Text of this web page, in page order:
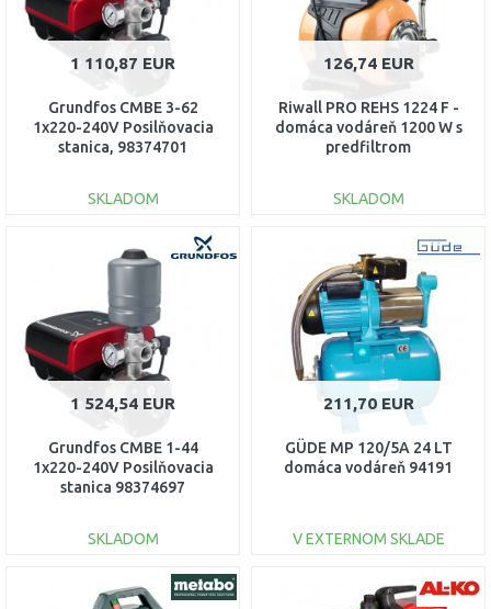
1 110,87 EUR
Grundfos CMBE 3-62
1x220-240V Posilňovacia
stanica, 98374701
SKLADOM
DO KOŠÍKA
126,74 EUR
Riwall PRO REHS 1224 F -
domáca vodáreň 1200 W s
predfiltrom
SKLADOM
DO KOŠÍKA
Porovnať
1 524,54 EUR
Grundfos CMBE 1-44
1x220-240V Posilňovacia
stanica 98374697
SKLADOM
DO KOŠÍKA
211,70 EUR
GÜDE MP 120/5A 24 LT
domáca vodáreň 94191
V EXTERNOM SKLADE
DO KOŠÍKA